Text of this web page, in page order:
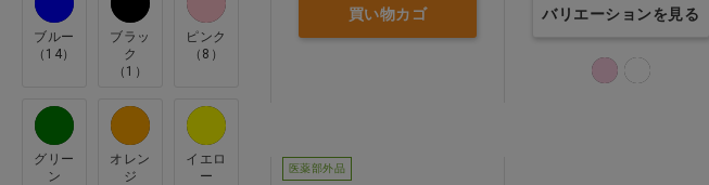
買い物カゴ バリエーションを見る
医薬部外品
ｱﾙｹｱ(1)
ｱﾛﾝ化成(2)
ｳｪﾙﾌｧﾝ(3)
ｵｶﾓﾄ(2)
ブルー
（14）
ブラッ
ク
（1）
ピンク
（8）
グリー
ン
オレン
ジ
イエロ
ー